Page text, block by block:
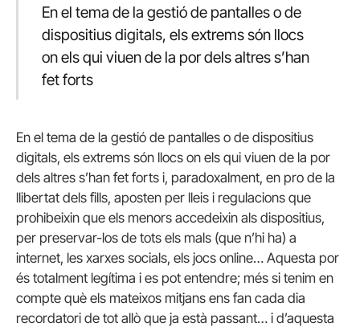
En el tema de la gestió de pantalles o de
dispositius digitals, els extrems són llocs
on els qui viuen de la por dels altres s’han
fet forts
En el tema de la gestió de pantalles o de dispositius
digitals, els extrems són llocs on els qui viuen de la por
dels altres s’han fet forts i, paradoxalment, en pro de la
llibertat dels fills, aposten per lleis i regulacions que
prohibeixin que els menors accedeixin als dispositius,
per preservar-los de tots els mals (que n’hi ha) a
internet, les xarxes socials, els jocs online… Aquesta por
és totalment legítima i es pot entendre; més si tenim en
compte què els mateixos mitjans ens fan cada dia
recordatori de tot allò que ja està passant… i d’aquesta